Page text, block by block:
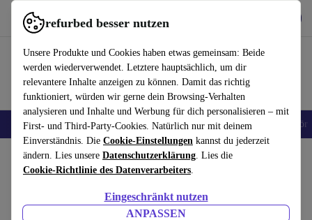
refurbed besser nutzen
Unsere Produkte und Cookies haben etwas gemeinsam: Beide
werden wiederverwendet. Letztere hauptsächlich, um dir
relevantere Inhalte anzeigen zu können. Damit das richtig
funktioniert, würden wir gerne dein Browsing-Verhalten
analysieren und Inhalte und Werbung für dich personalisieren – mit
First- und Third-Party-Cookies. Natürlich nur mit deinem
Einverständnis. Die Cookie-Einstellungen kannst du jederzeit
ändern. Lies unsere Datenschutzerklärung. Lies die
Cookie-Richtlinie des Datenverarbeiters.
Eingeschränkt nutzen
ANPASSEN
refurbed schnell und einfach nutzen
🎒 Back to school Handys Laptops Tablets Smartwatches Zubehör
Home Produkte Monitore
HP Compaq LA2006x | 20-Zoll
inkl. Standfuß | Schwarz 94,00 €